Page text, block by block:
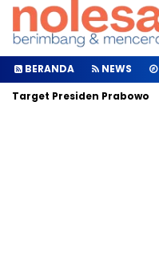
BERANDA NEWS
Presiden Prabowo